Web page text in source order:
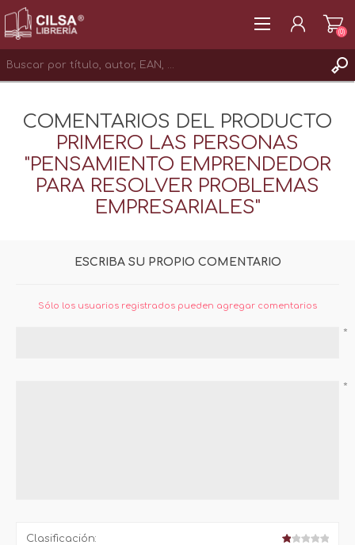
INICIAR SESIÓN
(0)
COMENTARIOS DEL PRODUCTO
PRIMERO LAS PERSONAS
"PENSAMIENTO EMPRENDEDOR
PARA RESOLVER PROBLEMAS
EMPRESARIALES"
ESCRIBA SU PROPIO COMENTARIO
Sólo los usuarios registrados pueden agregar comentarios
*
*
Clasificación: